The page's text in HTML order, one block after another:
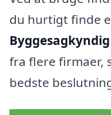
du hurtigt finde
fra flere firmaer,
bedste